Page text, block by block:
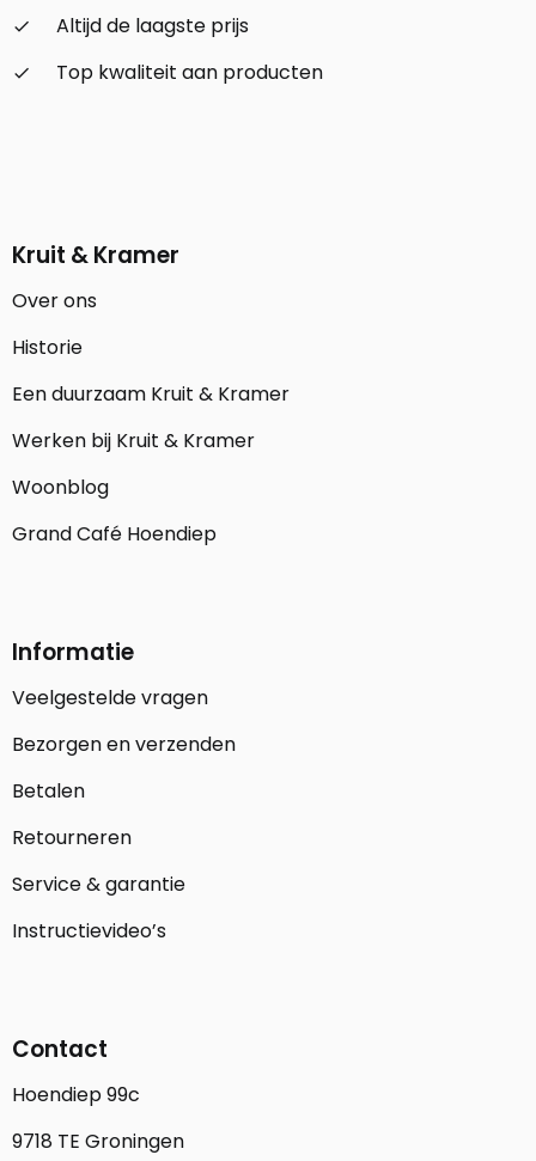
check_small
Altijd de laagste prijs
check_small
Top kwaliteit aan producten
Kruit & Kramer
Over ons
Historie
Een duurzaam Kruit & Kramer
Werken bij Kruit & Kramer
Woonblog
Grand Café Hoendiep
Informatie
Veelgestelde vragen
Bezorgen en verzenden
Betalen
Retourneren
Service & garantie
Instructievideo’s
Contact
Hoendiep 99c
9718 TE Groningen